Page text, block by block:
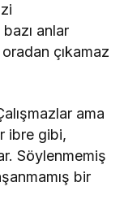
anlar
çıkamaz
ama
ibre gibi,
Söylenmemiş
bir